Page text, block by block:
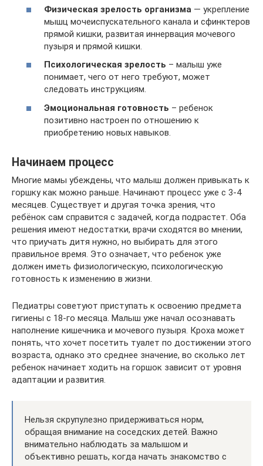
Физическая зрелость организма — укрепление
мышц мочеиспускательного канала и сфинктеров
прямой кишки, развитая иннервация мочевого
пузыря и прямой кишки.
Психологическая зрелость – малыш уже
понимает, чего от него требуют, может
следовать инструкциям.
Эмоциональная готовность – ребенок
позитивно настроен по отношению к
приобретению новых навыков.
Начинаем процесс
Многие мамы убеждены, что малыш должен привыкать к
горшку как можно раньше. Начинают процесс уже с 3-4
месяцев. Существует и другая точка зрения, что
ребёнок сам справится с задачей, когда подрастет. Оба
решения имеют недостатки, врачи сходятся во мнении,
что приучать дитя нужно, но выбирать для этого
правильное время. Это означает, что ребенок уже
должен иметь физиологическую, психологическую
готовность к изменению в жизни.
Педиатры советуют приступать к освоению предмета
гигиены с 18-го месяца. Малыш уже начал осознавать
наполнение кишечника и мочевого пузыря. Кроха может
понять, что хочет посетить туалет по достижении этого
возраста, однако это среднее значение, во сколько лет
ребенок начинает ходить на горшок зависит от уровня
адаптации и развития.
Нельзя скрупулезно придерживаться норм,
обращая внимание на соседских детей. Важно
внимательно наблюдать за малышом и
объективно решать, когда начать знакомство с